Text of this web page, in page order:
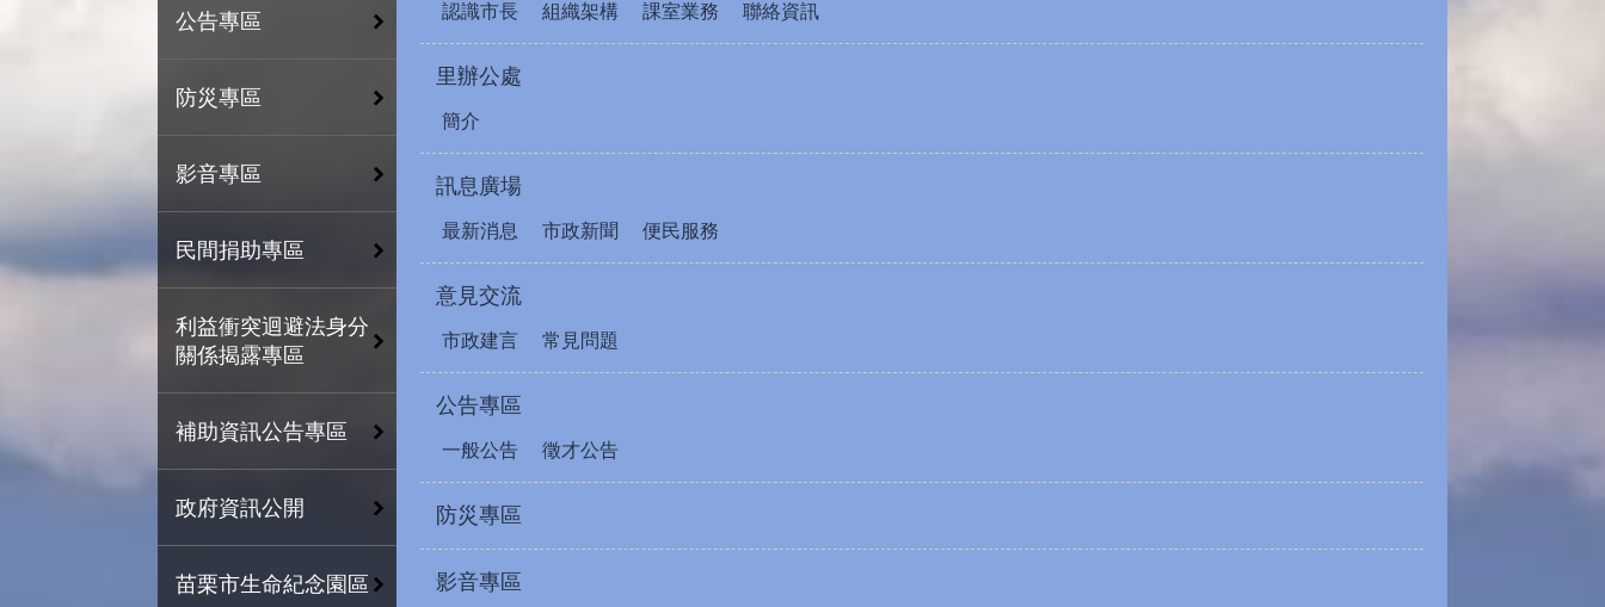
公告專區
防災專區
影音專區
民間捐助專區
利益衝突迴避法身分
關係揭露專區
補助資訊公告專區
政府資訊公開
苗栗市生命紀念園區
認識市長 組織架構 課室業務 聯絡資訊
里辦公處
簡介
訊息廣場
最新消息 市政新聞 便民服務
意見交流
市政建言 常見問題
公告專區
一般公告 徵才公告
防災專區
影音專區